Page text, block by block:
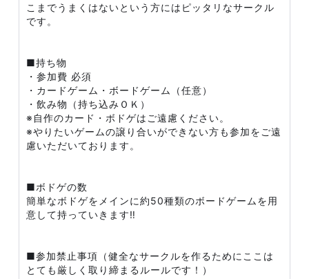
こまでうまくはないという方にはピッタリなサークル
です。
■持ち物
・参加費 必須
・カードゲーム・ボードゲーム（任意）
・飲み物（持ち込みＯＫ）
※自作のカード・ボドゲはご遠慮ください。
※やりたいゲームの譲り合いができない方も参加をご遠
慮いただいております。
■ボドゲの数
簡単なボドゲをメインに約50種類のボードゲームを用
意して持っていきます‼️
■参加禁止事項（健全なサークルを作るためにここは
とても厳しく取り締まるルールです！）